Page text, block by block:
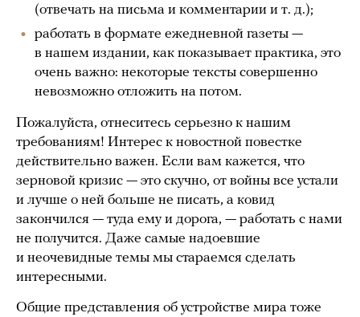
(отвечать на письма и комментарии и т. д.);
работать в формате ежедневной газеты —
в нашем издании, как показывает практика, это
очень важно: некоторые тексты совершенно
невозможно отложить на потом.
Пожалуйста, отнеситесь серьезно к нашим
требованиям! Интерес к новостной повестке
действительно важен. Если вам кажется, что
зерновой кризис — это скучно, от войны все устали
и лучше о ней больше не писать, а ковид
закончился — туда ему и дорога, — работать с нами
не получится. Даже самые надоевшие
и неочевидные темы мы стараемся сделать
интересными.
Общие представления об устройстве мира тоже